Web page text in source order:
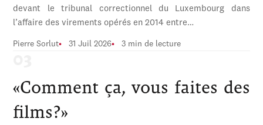
devant le tribunal correctionnel du Luxembourg dans
l’affaire des virements opérés en 2014 entre…
Pierre Sorlut 31 Juil 2026 3 min de lecture
«Comment ça, vous faites des
films?»